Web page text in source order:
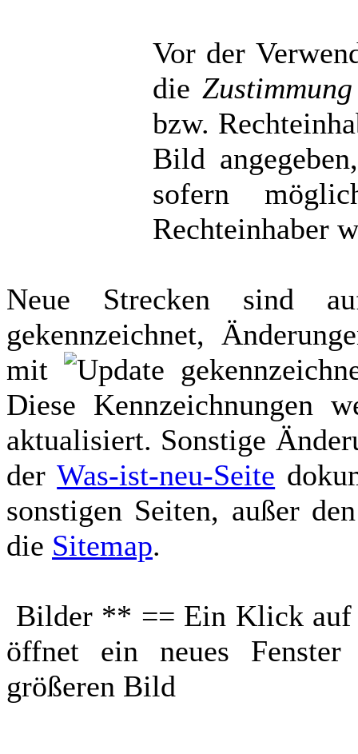
Vor der
dieZustimmung
bzw.
Bild
sofern
Rechteinhaber
Neue Strecken
gekennzeichnet,
mit
Diese Kennzeichnungen
aktualisiert. Sonstige
derWas-ist-neu-Seite
sonstigen Seiten, außer
die Sitemap.
Bilder ** == Ein Klick auf
öffnet ein neues
größeren Bild